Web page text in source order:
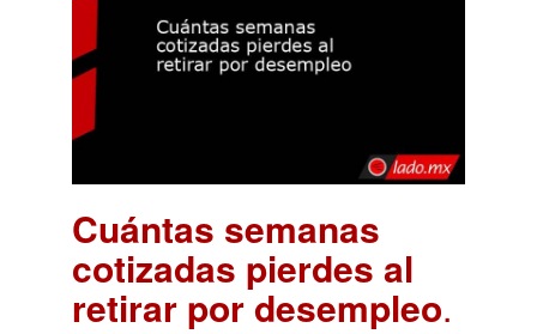
Cuántas semanas
cotizadas pierdes al
retirar por desempleo.